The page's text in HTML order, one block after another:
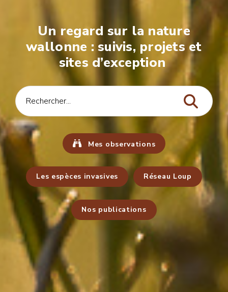
Un regard sur la nature
wallonne : suivis, projets et
sites d’exception
Mes observations
Les espèces invasives Réseau Loup
Nos publications